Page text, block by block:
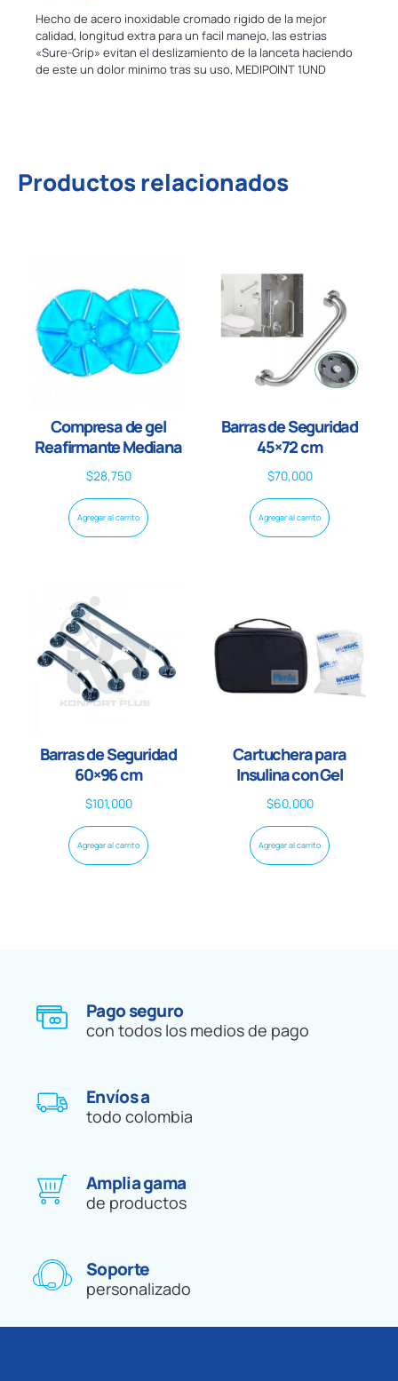
Hecho de acero inoxidable cromado rigido de la mejor
calidad, longitud extra para un facil manejo, las estrias
«Sure-Grip» evitan el deslizamiento de la lanceta haciendo
de este un dolor minimo tras su uso, MEDIPOINT 1UND
Productos relacionados
Compresa de gel
Reafirmante Mediana
$28,750
Agregar al carrito
Barras de Seguridad
45×72 cm
$70,000
Agregar al carrito
Barras de Seguridad
60×96 cm
$101,000
Agregar al carrito
Cartuchera para
Insulina con Gel
$60,000
Agregar al carrito
Pago seguro
con todos los medios de pago
Envíos a
todo colombia
Amplia gama
de productos
Soporte
personalizado